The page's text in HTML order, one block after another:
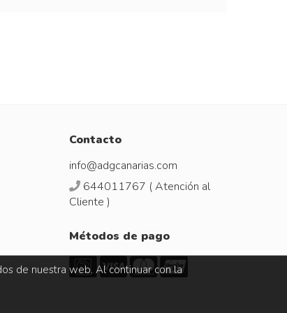
Contacto
info@adgcanarias.com
644011767 ( Atención al
Cliente )
Métodos de pago
de nuestra web. Al continuar con la